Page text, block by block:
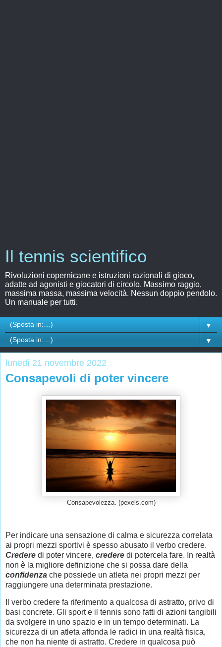
Il tennis scientifico
Rivoluzioni copernicane e istruzioni razionali di gioco,
adatte ad agonisti e giocatori di circolo. Massimo raggio,
massima massa, massima velocità. Nessun doppio pendolo.
Un manuale per tutti.
▼
▼
lunedì 21 novembre 2022
Consapevoli di poter vincere
Consapevolezza. (pexels.com)
Per indicare una sensazione di calma e sicurezza correlata
ai propri mezzi sportivi è spesso abusato il verbo credere.
Credere di poter vincere, credere di potercela fare. In realtà
non è la migliore definizione che si possa dare della
confidenza che possiede un atleta nei propri mezzi per
raggiungere una determinata prestazione.
Il verbo credere fa riferimento a qualcosa di astratto, privo di
basi concrete. Gli sport e il tennis sono fatti di azioni tangibili
da svolgere in uno spazio e in un tempo determinati. La
sicurezza di un atleta affonda le radici in una realtà fisica,
che non ha niente di astratto. Credere in qualcosa può